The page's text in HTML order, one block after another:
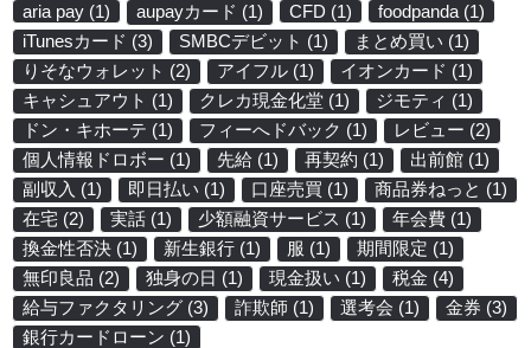
aria pay (1) aupayカード (1) CFD (1) foodpanda(1)
iTunesカード (3) SMBCデビット (1) まとめ買い (1)
りそなウォレット (2) アイフル (1) イオンカード (1)
キャシュアウト (1) クレカ現金化堂 (1) ジモティ (1)
ドン・キホーテ (1) フィーへドバック (1) レビュー (2)
個人情報ドロボー (1) 先給 (1) 再契約 (1) 出前館 (1)
副収入 (1) 即日払い (1) 口座売買 (1) 商品券ねっと (1)
在宅 (2) 実話 (1) 少額融資サービス (1) 年会費 (1)
換金性否決 (1) 新生銀行 (1) 服 (1) 期間限定 (1)
無印良品 (2) 独身の日 (1) 現金扱い (1) 税金 (4)
給与ファクタリング (3) 詐欺師 (1) 選考会 (1) 金券 (3)
銀行カードローン (1)